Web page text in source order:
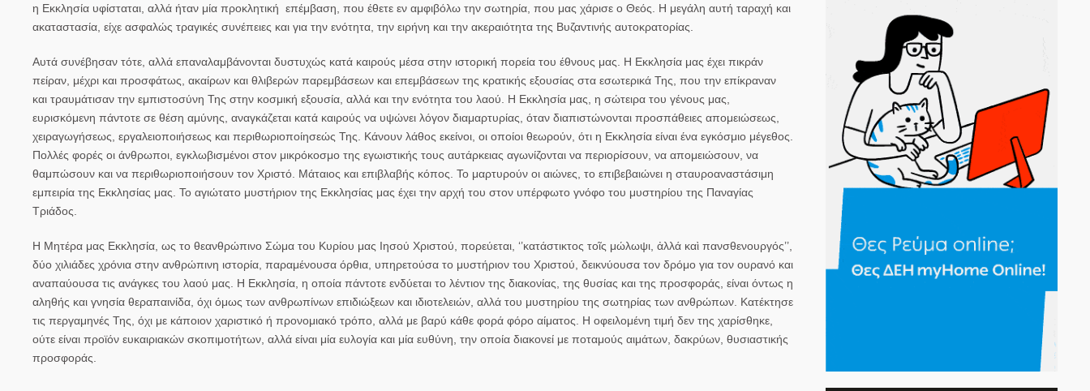
η Εκκλησία υφίσταται, αλλά ήταν μία προκλητική επέμβαση, που έθετε εν αμφιβόλω την σωτηρία, που μας χάρισε ο Θεός. Η μεγάλη αυτή ταραχή και
ακαταστασία, είχε ασφαλώς τραγικές συνέπειες και για την ενότητα, την ειρήνη και την ακεραιότητα της Βυζαντινής αυτοκρατορίας.
Αυτά συνέβησαν τότε, αλλά επαναλαμβάνονται δυστυχώς κατά καιρούς μέσα στην ιστορική πορεία του έθνους μας. Η Εκκλησία μας έχει πικράν
πείραν, μέχρι και προσφάτως, ακαίρων και θλιβερών παρεμβάσεων και επεμβάσεων της κρατικής εξουσίας στα εσωτερικά Της, που την επίκραναν
και τραυμάτισαν την εμπιστοσύνη Της στην κοσμική εξουσία, αλλά και την ενότητα του λαού. Η Εκκλησία μας, η σώτειρα του γένους μας,
ευρισκόμενη πάντοτε σε θέση αμύνης, αναγκάζεται κατά καιρούς να υψώνει λόγον διαμαρτυρίας, όταν διαπιστώνονται προσπάθειες απομειώσεως,
χειραγωγήσεως, εργαλειοποιήσεως και περιθωριοποίησεώς Της. Κάνουν λάθος εκείνοι, οι οποίοι θεωρούν, ότι η Εκκλησία είναι ένα εγκόσμιο μέγεθος.
Πολλές φορές οι άνθρωποι, εγκλωβισμένοι στον μικρόκοσμο της εγωιστικής τους αυτάρκειας αγωνίζονται να περιορίσουν, να απομειώσουν, να
θαμπώσουν και να περιθωριοποιήσουν τον Χριστό. Μάταιος και επιβλαβής κόπος. Το μαρτυρούν οι αιώνες, το επιβεβαιώνει η σταυροαναστάσιμη
εμπειρία της Εκκλησίας μας. Το αγιώτατο μυστήριον της Εκκλησίας μας έχει την αρχή του στον υπέρφωτο γνόφο του μυστηρίου της Παναγίας
Τριάδος.
Η Μητέρα μας Εκκλησία, ως το θεανθρώπινο Σώμα του Κυρίου μας Ιησού Χριστού, πορεύεται, ‘’κατάστικτος τοῖς μώλωψι, ἀλλά καὶ πανσθενουργός’’,
δύο χιλιάδες χρόνια στην ανθρώπινη ιστορία, παραμένουσα όρθια, υπηρετούσα το μυστήριον του Χριστού, δεικνύουσα τον δρόμο για τον ουρανό και
αναπαύουσα τις ανάγκες του λαού μας. Η Εκκλησία, η οποία πάντοτε ενδύεται το λέντιον της διακονίας, της θυσίας και της προσφοράς, είναι όντως η
αληθής και γνησία θεραπαινίδα, όχι όμως των ανθρωπίνων επιδιώξεων και ιδιοτελειών, αλλά του μυστηρίου της σωτηρίας των ανθρώπων. Κατέκτησε
τις περγαμηνές Της, όχι με κάποιον χαριστικό ή προνομιακό τρόπο, αλλά με βαρύ κάθε φορά φόρο αίματος. Η οφειλομένη τιμή δεν της χαρίσθηκε,
ούτε είναι προϊόν ευκαιριακών σκοπιμοτήτων, αλλά είναι μία ευλογία και μία ευθύνη, την οποία διακονεί με ποταμούς αιμάτων, δακρύων, θυσιαστικής
προσφοράς.